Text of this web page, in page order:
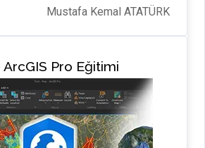
Mustafa Kemal ATATÜRK
Pro Eğitimi